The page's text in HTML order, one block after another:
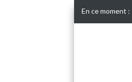
En ce moment :